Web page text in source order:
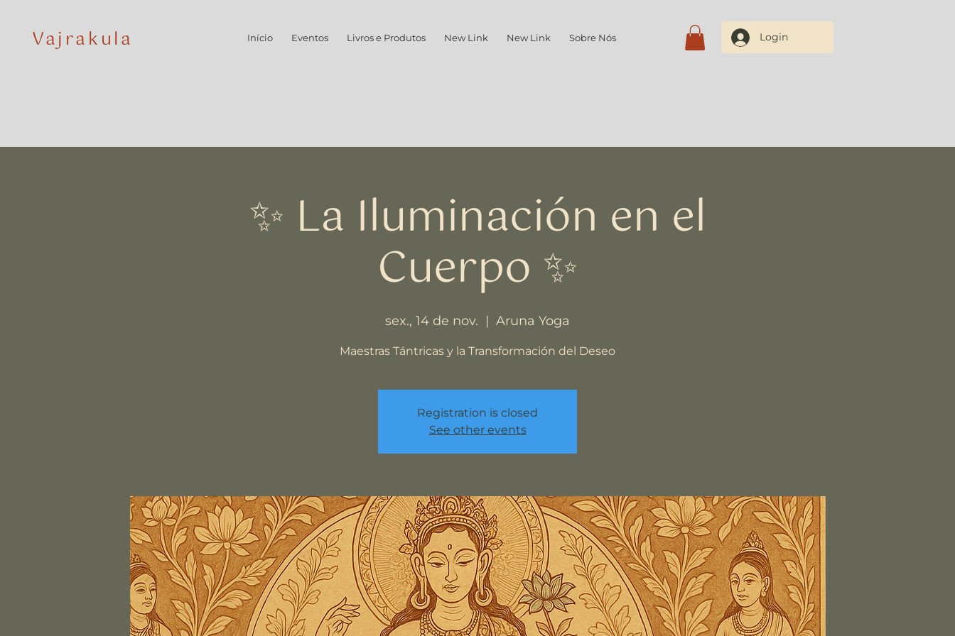
Vajrakula Início Eventos Livros e Produtos New Link New Link Sobre Nós Contate-nos Login
✨ La Iluminación en el
Cuerpo ✨
sex., 14 de nov.
  |
Aruna Yoga
Maestras Tántricas y la Transformación del Deseo
Registration is closed
See other events